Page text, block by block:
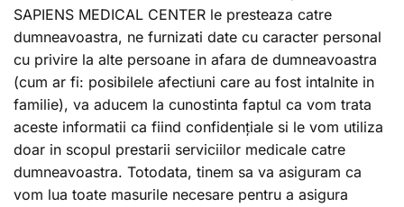
SAPIENS MEDICAL CENTER le presteaza catre
dumneavoastra, ne furnizati date cu caracter personal
cu privire la alte persoane in afara de dumneavoastra
(cum ar fi: posibilele afectiuni care au fost intalnite in
familie), va aducem la cunostinta faptul ca vom trata
aceste informatii ca fiind confidențiale si le vom utiliza
doar in scopul prestarii serviciilor medicale catre
dumneavoastra. Totodata, tinem sa va asiguram ca
vom lua toate masurile necesare pentru a asigura